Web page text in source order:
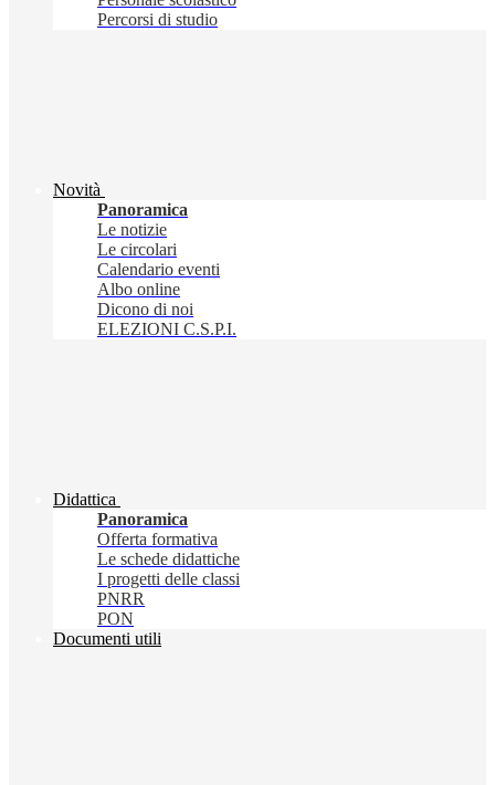
Percorsi di studio
Novità
Panoramica
Le notizie
Le circolari
Calendario eventi
Albo online
Dicono di noi
ELEZIONI C.S.P.I.
Didattica
Panoramica
Offerta formativa
Le schede didattiche
I progetti delle classi
PNRR
PON
Documenti utili